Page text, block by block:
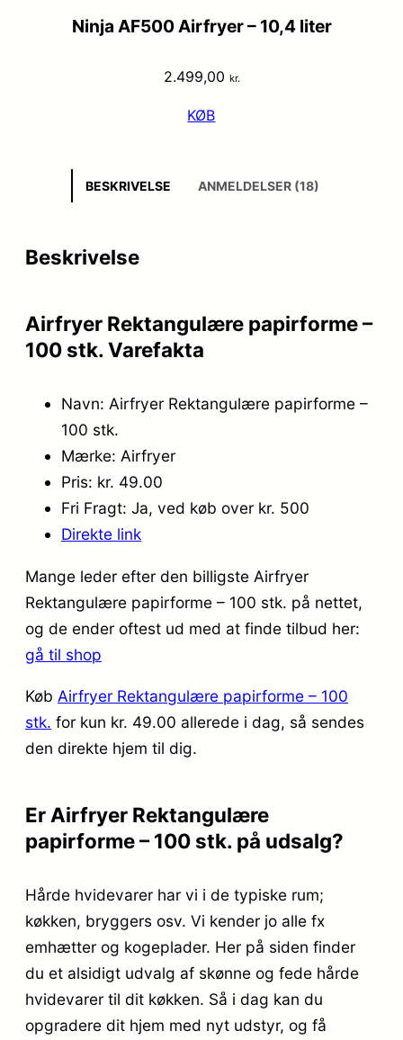
Ninja AF500 Airfryer – 10,4 liter
2.499,00 kr.
KØB
BESKRIVELSE ANMELDELSER (18)
Beskrivelse
Airfryer Rektangulære papirforme –
100 stk. Varefakta
Navn: Airfryer Rektangulære papirforme –
100 stk.
Mærke: Airfryer
Pris: kr. 49.00
Fri Fragt: Ja, ved køb over kr. 500
Direkte link
Mange leder efter den billigste Airfryer
Rektangulære papirforme – 100 stk. på nettet,
og de ender oftest ud med at finde tilbud her:
gå til shop
Køb Airfryer Rektangulære papirforme – 100
stk. for kun kr. 49.00 allerede i dag, så sendes
den direkte hjem til dig.
Er Airfryer Rektangulære
papirforme – 100 stk. på udsalg?
Hårde hvidevarer har vi i de typiske rum;
køkken, bryggers osv. Vi kender jo alle fx
emhætter og kogeplader. Her på siden finder
du et alsidigt udvalg af skønne og fede hårde
hvidevarer til dit køkken. Så i dag kan du
opgradere dit hjem med nyt udstyr, og få